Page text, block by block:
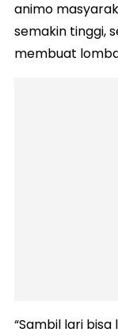
animo
semakin tinggi,
membuat
“Sambil lari